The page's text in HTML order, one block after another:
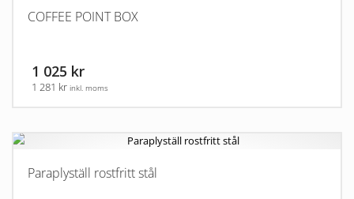
COFFEE POINT BOX
1 025 kr
1 281 kr inkl. moms
Paraplyställ rostfritt stål